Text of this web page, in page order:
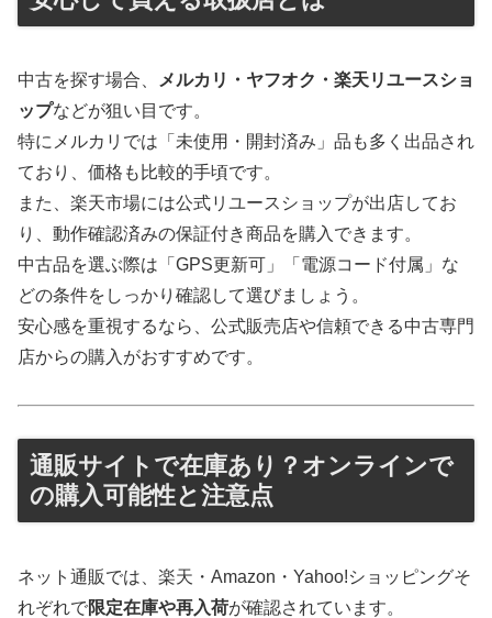
中古を探す場合、
メルカリ・ヤフオク・楽天リユースショ
ップなどが狙い目です。
特にメルカリでは「未使用・開封済み」品も多く出品され
ており、価格も比較的手頃です。
また、楽天市場には公式リユースショップが出店してお
り、動作確認済みの保証付き商品を購入できます。
中古品を選ぶ際は「GPS更新可」「電源コード付属」な
どの条件をしっかり確認して選びましょう。
安心感を重視するなら、公式販売店や信頼できる中古専門
店からの購入がおすすめです。
通販サイトで在庫あり？オンラインで
の購入可能性と注意点
ネット通販では、楽天・Amazon・Yahoo!ショッピングそ
れぞれで限定在庫や再入荷が確認されています。